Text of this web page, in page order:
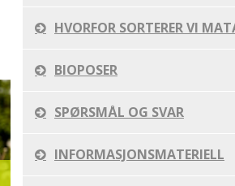
HVORFOR SORTERER VI
BIOPOSER
SPØRSMÅL OG SVAR
INFORMASJONSMATERIELL